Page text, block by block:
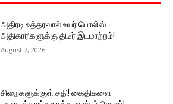
அதிரடி உத்தரவால் உயர் பொலிஸ்
அதிகாரிகளுக்கு திடீர் இடமாற்றம்!
August 7, 2026
சிறைகளுக்குள் சதி! கைதிகளை